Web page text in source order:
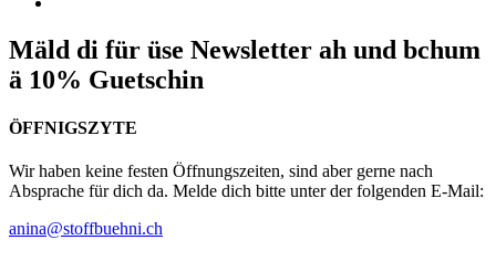
Mäld di für üse Newsletter ah und bchum
ä 10% Guetschin
ÖFFNIGSZYTE
Wir haben keine festen Öffnungszeiten, sind aber gerne nach
Absprache für dich da. Melde dich bitte unter der folgenden E-Mail:
anina@stoffbuehni.ch